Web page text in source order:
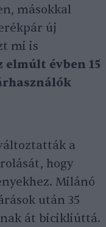
másokkal
új
mi is
elmúlt évben 15
a
hogy
Milánó
után 35
át bicikliúttá.